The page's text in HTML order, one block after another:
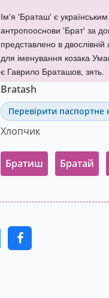
Ім'я 'Браташ' є
антропооснови 'Брат' за
представлено в
для іменування козака
є Гаврило Браташов, зять.
Bratash
Перевірити паспортне
Хлопчик
Братиш Братай